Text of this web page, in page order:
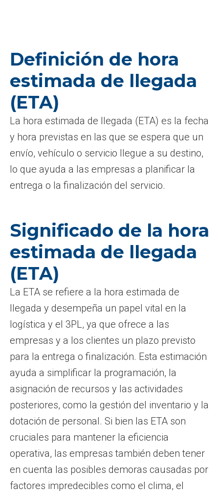
Definición de hora
estimada de llegada
(ETA)
La hora estimada de llegada (ETA) es la fecha
y hora previstas en las que se espera que un
envío, vehículo o servicio llegue a su destino,
lo que ayuda a las empresas a planificar la
entrega o la finalización del servicio.
Significado de la hora
estimada de llegada
(ETA)
La ETA se refiere a la hora estimada de
llegada y desempeña un papel vital en la
logística y el 3PL, ya que ofrece a las
empresas y a los clientes un plazo previsto
para la entrega o finalización. Esta estimación
ayuda a simplificar la programación, la
asignación de recursos y las actividades
posteriores, como la gestión del inventario y la
dotación de personal. Si bien las ETA son
cruciales para mantener la eficiencia
operativa, las empresas también deben tener
en cuenta las posibles demoras causadas por
factores impredecibles como el clima, el